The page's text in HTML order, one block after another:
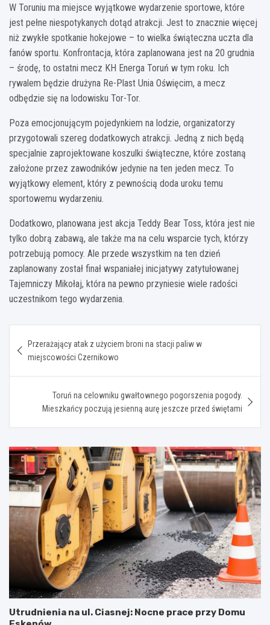
W Toruniu ma miejsce wyjątkowe wydarzenie sportowe, które
jest pełne niespotykanych dotąd atrakcji. Jest to znacznie więcej
niż zwykłe spotkanie hokejowe – to wielka świąteczna uczta dla
fanów sportu. Konfrontacja, która zaplanowana jest na 20 grudnia
– środę, to ostatni mecz KH Energa Toruń w tym roku. Ich
rywalem będzie drużyna Re-Plast Unia Oświęcim, a mecz
odbędzie się na lodowisku Tor-Tor.
Poza emocjonującym pojedynkiem na lodzie, organizatorzy
przygotowali szereg dodatkowych atrakcji. Jedną z nich będą
specjalnie zaprojektowane koszulki świąteczne, które zostaną
założone przez zawodników jedynie na ten jeden mecz. To
wyjątkowy element, który z pewnością doda uroku temu
sportowemu wydarzeniu.
Dodatkowo, planowana jest akcja Teddy Bear Toss, która jest nie
tylko dobrą zabawą, ale także ma na celu wsparcie tych, którzy
potrzebują pomocy. Ale przede wszystkim na ten dzień
zaplanowany został finał wspaniałej inicjatywy zatytułowanej
Tajemniczy Mikołaj, która na pewno przyniesie wiele radości
uczestnikom tego wydarzenia.
wpisu
Przerażający atak z użyciem broni na stacji paliw w
miejscowości Czernikowo
Toruń na celowniku gwałtownego pogorszenia pogody.
Mieszkańcy poczują jesienną aurę jeszcze przed świętami
Utrudnienia na ul. Ciasnej: Nocne prace przy Domu